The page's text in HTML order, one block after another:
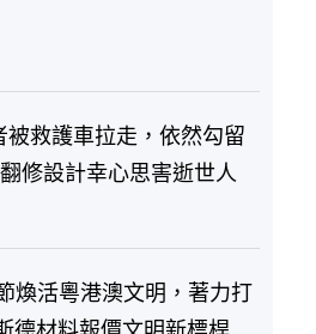
救護車拉走，依然勾留
修設計幸心思害逝世人
煥活粵港澳文明，著力打